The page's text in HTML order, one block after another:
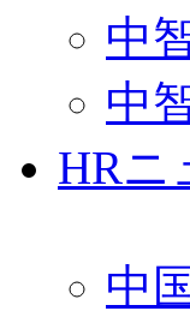
中
中
HRニ
中